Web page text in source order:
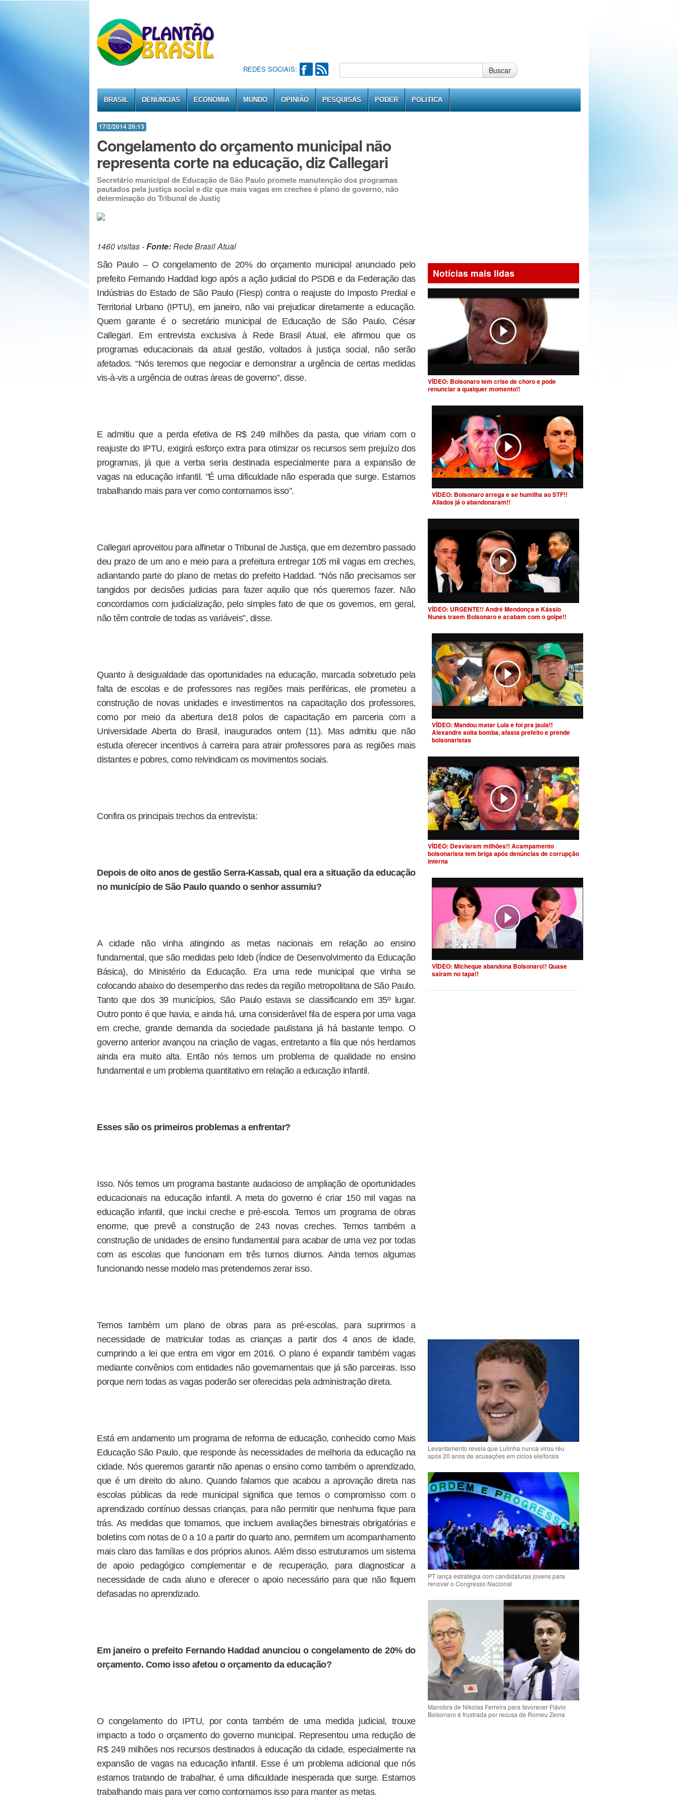
REDES SOCIAIS: Buscar
BRASIL DENÚNCIAS ECONOMIA MUNDO OPINIÃO PESQUISAS PODER POLÍTICA
17/2/2014 20:13
Congelamento do orçamento municipal não
representa corte na educação, diz Callegari
Secretário municipal de Educação de São Paulo promete manutenção dos programas
pautados pela justiça social e diz que mais vagas em creches é plano de governo, não
determinação do Tribunal de Justiç
1460 visitas -Fonte:Rede Brasil Atual
São Paulo – O congelamento de 20% do orçamento municipal anunciado pelo
prefeito Fernando Haddad logo após a ação judicial do PSDB e da Federação das
Indústrias do Estado de São Paulo (Fiesp) contra o reajuste do Imposto Predial e
Territorial Urbano (IPTU), em janeiro, não vai prejudicar diretamente a educação.
Quem garante é o secretário municipal de Educação de São Paulo, César
Callegari. Em entrevista exclusiva à Rede Brasil Atual, ele afirmou que os
programas educacionais da atual gestão, voltados à justiça social, não serão
afetados. “Nós teremos que negociar e demonstrar a urgência de certas medidas
vis-à-vis a urgência de outras áreas de governo”, disse.
E admitiu que a perda efetiva de R$ 249 milhões da pasta, que viriam com o
reajuste do IPTU, exigirá esforço extra para otimizar os recursos sem prejuízo dos
programas, já que a verba seria destinada especialmente para a expansão de
vagas na educação infantil. "É uma dificuldade não esperada que surge. Estamos
trabalhando mais para ver como contornamos isso”.
Callegari aproveitou para alfinetar o Tribunal de Justiça, que em dezembro passado
deu prazo de um ano e meio para a prefeitura entregar 105 mil vagas em creches,
adiantando parte do plano de metas do prefeito Haddad. “Nós não precisamos ser
tangidos por decisões judicias para fazer aquilo que nós queremos fazer. Não
concordamos com judicialização, pelo simples fato de que os governos, em geral,
não têm controle de todas as variáveis”, disse.
Quanto à desigualdade das oportunidades na educação, marcada sobretudo pela
falta de escolas e de professores nas regiões mais periféricas, ele prometeu a
construção de novas unidades e investimentos na capacitação dos professores,
como por meio da abertura de18 polos de capacitação em parceria com a
Universidade Aberta do Brasil, inaugurados ontem (11). Mas admitiu que não
estuda oferecer incentivos à carreira para atrair professores para as regiões mais
distantes e pobres, como reivindicam os movimentos sociais.
Confira os principais trechos da entrevista:
Depois de oito anos de gestão Serra-Kassab, qual era a situação da educação
no município de São Paulo quando o senhor assumiu?
A cidade não vinha atingindo as metas nacionais em relação ao ensino
fundamental, que são medidas pelo Ideb (Índice de Desenvolvimento da Educação
Básica), do Ministério da Educação. Era uma rede municipal que vinha se
colocando abaixo do desempenho das redes da região metropolitana de São Paulo.
Tanto que dos 39 municípios, São Paulo estava se classificando em 35º lugar.
Outro ponto é que havia, e ainda há, uma considerável fila de espera por uma vaga
em creche, grande demanda da sociedade paulistana já há bastante tempo. O
governo anterior avançou na criação de vagas, entretanto a fila que nós herdamos
ainda era muito alta. Então nós temos um problema de qualidade no ensino
fundamental e um problema quantitativo em relação a educação infantil.
Esses são os primeiros problemas a enfrentar?
Isso. Nós temos um programa bastante audacioso de ampliação de oportunidades
educacionais na educação infantil. A meta do governo é criar 150 mil vagas na
educação infantil, que inclui creche e pré-escola. Temos um programa de obras
enorme, que prevê a construção de 243 novas creches. Temos também a
construção de unidades de ensino fundamental para acabar de uma vez por todas
com as escolas que funcionam em três turnos diurnos. Ainda temos algumas
funcionando nesse modelo mas pretendemos zerar isso.
Temos também um plano de obras para as pré-escolas, para suprirmos a
necessidade de matricular todas as crianças a partir dos 4 anos de idade,
cumprindo a lei que entra em vigor em 2016. O plano é expandir também vagas
mediante convênios com entidades não governamentais que já são parceiras. Isso
porque nem todas as vagas poderão ser oferecidas pela administração direta.
Está em andamento um programa de reforma de educação, conhecido como Mais
Educação São Paulo, que responde às necessidades de melhoria da educação na
cidade. Nós queremos garantir não apenas o ensino como também o aprendizado,
que é um direito do aluno. Quando falamos que acabou a aprovação direta nas
escolas públicas da rede municipal significa que temos o compromisso com o
aprendizado contínuo dessas crianças, para não permitir que nenhuma fique para
trás. As medidas que tomamos, que incluem avaliações bimestrais obrigatórias e
boletins com notas de 0 a 10 a partir do quarto ano, permitem um acompanhamento
mais claro das famílias e dos próprios alunos. Além disso estruturamos um sistema
de apoio pedagógico complementar e de recuperação, para diagnosticar a
necessidade de cada aluno e oferecer o apoio necessário para que não fiquem
defasadas no aprendizado.
Em janeiro o prefeito Fernando Haddad anunciou o congelamento de 20% do
orçamento. Como isso afetou o orçamento da educação?
O congelamento do IPTU, por conta também de uma medida judicial, trouxe
impacto a todo o orçamento do governo municipal. Representou uma redução de
R$ 249 milhões nos recursos destinados à educação da cidade, especialmente na
expansão de vagas na educação infantil. Esse é um problema adicional que nós
estamos tratando de trabalhar, é uma dificuldade inesperada que surge. Estamos
trabalhando mais para ver como contornamos isso para manter as metas.
Notícias mais lidas
VÍDEO: Bolsonaro tem crise de choro e pode
renunciar a qualquer momento!!
VÍDEO: Bolsonaro arrega e se humilha ao STF!!
Aliados já o abandonaram!!
VÍDEO: URGENTE!! André Mendonça e Kássio
Nunes traem Bolsonaro e acabam com o golpe!!
VÍDEO: Mandou matar Lula e foi pra jaula!!
Alexandre solta bomba, afasta prefeito e prende
bolsonaristas
VÍDEO: Desviaram milhões!! Acampamento
bolsonarista tem briga após denúncias de corrupção
interna
VÍDEO: Micheque abandona Bolsonaro!! Quase
saíram no tapa!!
Levantamento revela que Lulinha nunca virou réu
após 20 anos de acusações em ciclos eleitorais
PT lança estratégia com candidaturas jovens para
renovar o Congresso Nacional
Manobra de Nikolas Ferreira para favorecer Flávio
Bolsonaro é frustrada por recusa de Romeu Zema